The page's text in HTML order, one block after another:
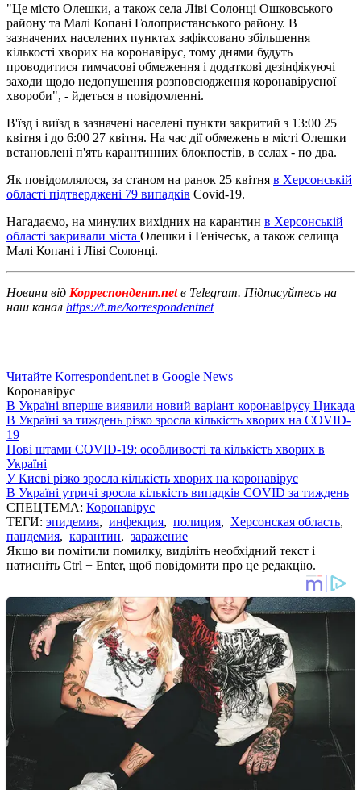
"Це місто Олешки, а також села Ліві Солонці Ошковського
району та Малі Копані Голопристанського району. В
зазначених населених пунктах зафіксовано збільшення
кількості хворих на коронавірус, тому днями будуть
проводитися тимчасові обмеження і додаткові дезінфікуючі
заходи щодо недопущення розповсюдження коронавірусної
хвороби", - йдеться в повідомленні.
В'їзд і виїзд в зазначені населені пункти закритий з 13:00 25
квітня і до 6:00 27 квітня. На час дії обмежень в місті Олешки
встановлені п'ять карантинних блокпостів, в селах - по два.
Як повідомлялося, за станом на ранок 25 квітня в Херсонській
області підтверджені 79 випадків Covid-19.
Нагадаємо, на минулих вихідних на карантин в Херсонській
області закривали міста Олешки і Генічеськ, а також селища
Малі Копані і Ліві Солонці.
Новини від Корреспондент.netв Telegram. Підписуйтесь на
наш канал https://t.me/korrespondentnet
Читайте Korrespondent.net в Google News
Коронавірус
В Україні вперше виявили новий варіант коронавірусу Цикада
В Україні за тиждень різко зросла кількість хворих на COVID-
19
Нові штами COVID-19: особливості та кількість хворих в
Україні
У Києві різко зросла кількість хворих на коронавірус
В Україні утричі зросла кількість випадків COVID за тиждень
СПЕЦТЕМА: Коронавірус
ТЕГИ: эпидемия, инфекция, полиция, Херсонская область,
пандемия, карантин, заражение
Якщо ви помітили помилку, виділіть необхідний текст і
натисніть Ctrl + Enter, щоб повідомити про це редакцію.